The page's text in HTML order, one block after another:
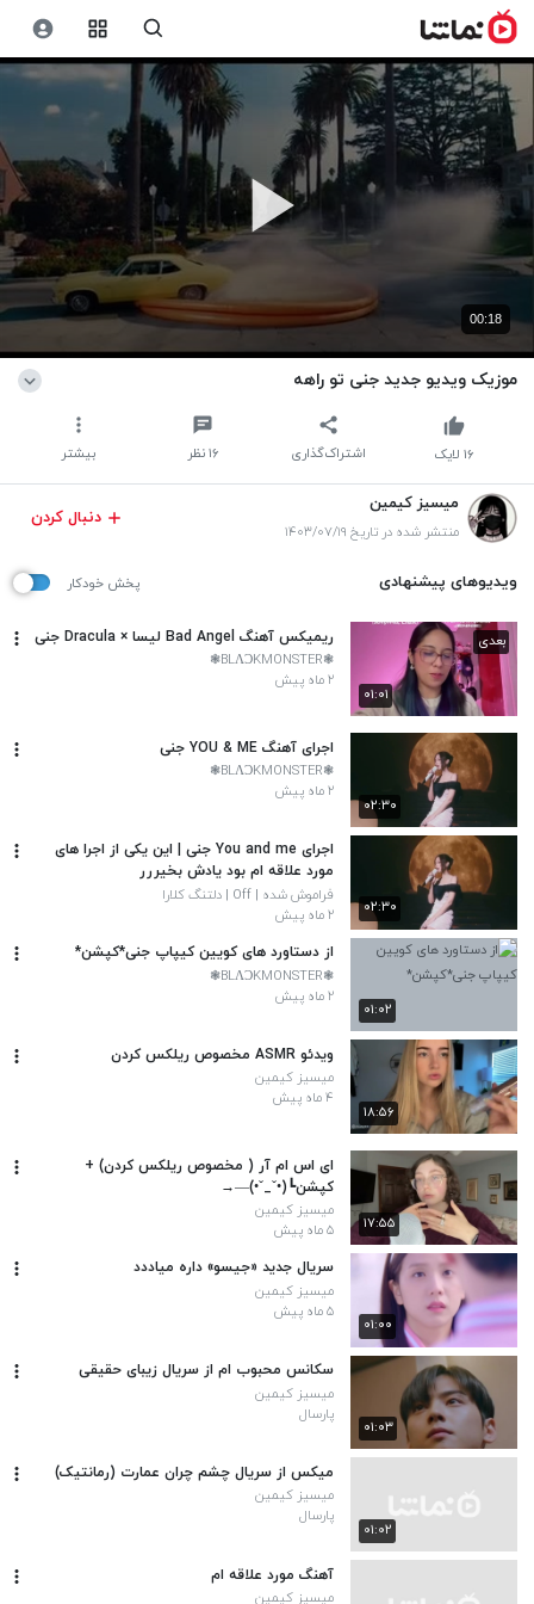
00:18
موزیک ویدیو جدید جنی تو راهه
اشتراک‌گذاری ۱۶ نظر بیشتر ۱۶ لایک
میسیز کیمین
منتشر شده در تاریخ ۱۴۰۳/۰۷/۱۹
دنبال کردن
ویدیوهای پیشنهادی پخش خودکار
۰۱:۰۱
بعدی ریمیکس آهنگ Bad Angel لیسا × Dracula جنی
❃BLΛƆKMONSTER❃
۲ ماه پیش
۰۲:۳۰
اجرای آهنگ YOU & ME جنی
❃BLΛƆKMONSTER❃
۲ ماه پیش
۰۲:۳۰
اجرای You and me جنی | این یکی از اجرا های
مورد علاقه ام بود یادش بخیررر
فراموش شده | Off | دلتنگ کلارا
۲ ماه پیش
۰۱:۰۲
از دستاورد های کویین کیپاپ جنی*کپشن*
❃BLΛƆKMONSTER❃
۲ ماه پیش
۱۸:۵۶
ویدئو ASMR مخصوص ریلکس کردن
میسیز کیمین
۴ ماه پیش
۱۷:۵۵
ای اس ام آر ( مخصوص ریلکس کردن) +
کپشن⁦┗⁠(⁠•⁠ˇ⁠_⁠ˇ⁠•⁠)⁠―⁠→⁩
میسیز کیمین
۵ ماه پیش
۰۱:۰۰
سریال جدید «جیسو» داره میاددد
میسیز کیمین
۵ ماه پیش
۰۱:۰۳
سکانس محبوب ام از سریال زیبای حقیقی
میسیز کیمین
پارسال
۰۱:۰۲
میکس از سریال چشم چران عمارت (رمانتیک)
میسیز کیمین
پارسال
آهنگ مورد علاقه ام
میسیز کیمین